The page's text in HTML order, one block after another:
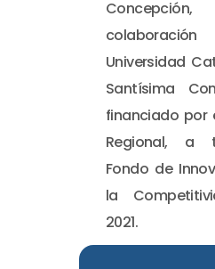
Universidad
Santísima
financiado por
Regional, a
Fondo de
la
2021.